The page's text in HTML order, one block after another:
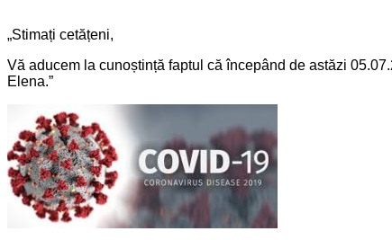
„Stimați cetățeni,
Vă aducem la cunoștință faptul că începând de astăzi
Elena.”